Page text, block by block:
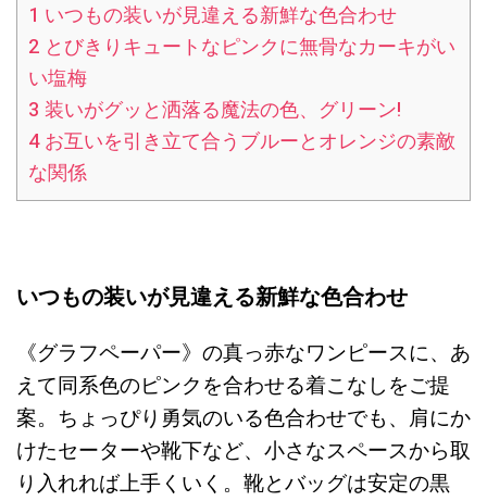
1 いつもの装いが見違える新鮮な色合わせ
2とびきりキュートなピンクに無骨なカーキがい
い塩梅
3 装いがグッと洒落る魔法の色、グリーン!
4お互いを引き立て合うブルーとオレンジの素敵
な関係
いつもの装いが見違える新鮮な色合わせ
《グラフペーパー》の真っ赤なワンピースに、あ
えて同系色のピンクを合わせる着こなしをご提
案。ちょっぴり勇気のいる色合わせでも、肩にか
けたセーターや靴下など、小さなスペースから取
り入れれば上手くいく。靴とバッグは安定の黒